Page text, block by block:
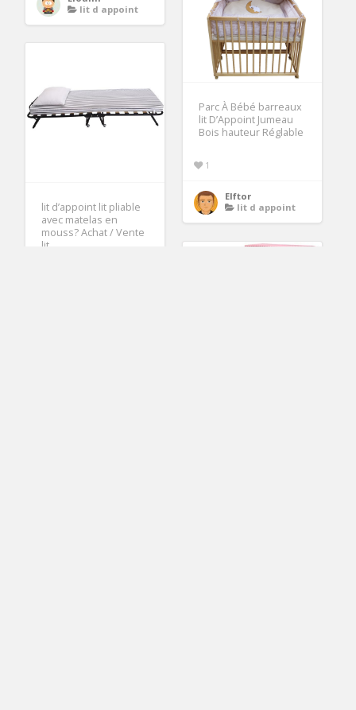
lit d appoint
Parc À Bébé barreaux
lit D’Appoint Jumeau
Bois hauteur Réglable
1
Elftor
lit d appoint
lit d’appoint lit pliable
avec matelas en
mouss? Achat / Vente
lit